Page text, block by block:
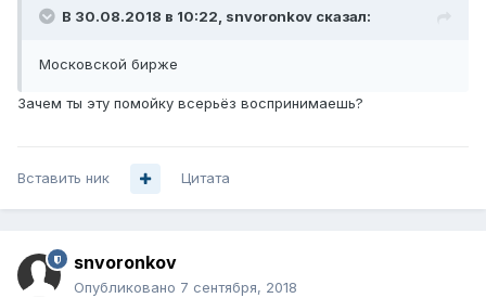
В 30.08.2018 в 10:22, snvoronkov сказал:
Московской бирже
Зачем ты эту помойку всерьёз воспринимаешь?
Вставить ник Цитата
snvoronkov
Опубликовано 7 сентября, 2018